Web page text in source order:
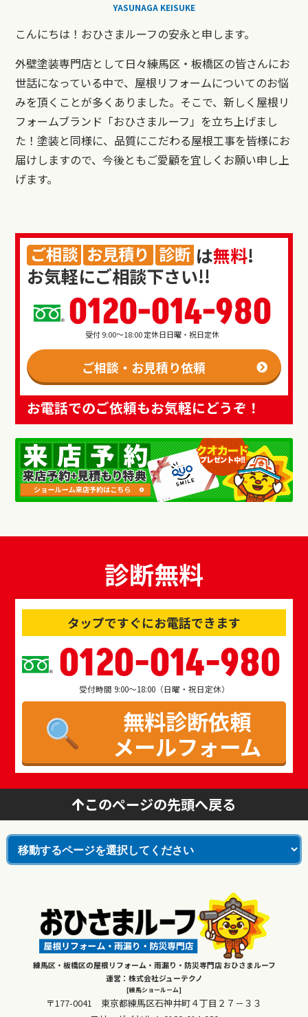
YASUNAGA KEISUKE
こんにちは！おひさまルーフの安永と申します。
外壁塗装専門店として日々練馬区・板橋区の皆さんにお
世話になっている中で、屋根リフォームについてのお悩
みを頂くことが多くありました。そこで、新しく屋根リ
フォームブランド「おひさまルーフ」を立ち上げまし
た！塗装と同様に、品質にこだわる屋根工事を皆様にお
届けしますので、今後ともご愛顧を宜しくお願い申し上
げます。
ご相談 お見積り 診断 は無料!
お気軽にご相談下さい!!
0120-014-980
受付 9:00～18:00 定休日日曜・祝日定休
ご相談・お見積り依頼
お電話でのご依頼もお気軽にどうぞ！
診断無料
タップですぐにお電話できます
0120-014-980
受付時間 9:00～18:00（日曜・祝日定休）
無料診断依頼
メールフォーム
このページの先頭へ戻る
練馬区・板橋区の屋根リフォーム・雨漏り・防災専門店 おひさまルーフ
運営：株式会社ジューテクノ
[練馬ショールーム]
〒177-0041 東京都練馬区石神井町４丁目２７－３３